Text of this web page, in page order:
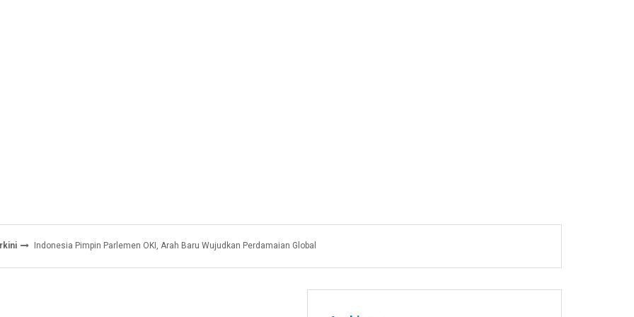
Indonesia Pimpin Parlemen OKI, Arah Baru Wujudkan Perdamaian Global